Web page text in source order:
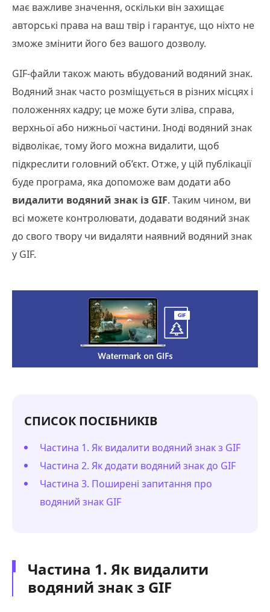
має важливе значення, оскільки він захищає
авторські права на ваш твір і гарантує, що ніхто не
зможе змінити його без вашого дозволу.
GIF-файли також мають вбудований водяний знак.
Водяний знак часто розміщується в різних місцях і
положеннях кадру; це може бути зліва, справа,
верхньої або нижньої частини. Іноді водяний знак
відволікає, тому його можна видалити, щоб
підкреслити головний об’єкт. Отже, у цій публікації
буде програма, яка допоможе вам додати або
видалити водяний знак із GIF. Таким чином, ви
всі можете контролювати, додавати водяний знак
до свого твору чи видаляти наявний водяний знак
у GIF.
СПИСОК ПОСІБНИКІВ
Частина 1. Як видалити водяний знак з GIF
Частина 2. Як додати водяний знак до GIF
Частина 3. Поширені запитання про
водяний знак GIF
Частина 1. Як видалити
водяний знак з GIF